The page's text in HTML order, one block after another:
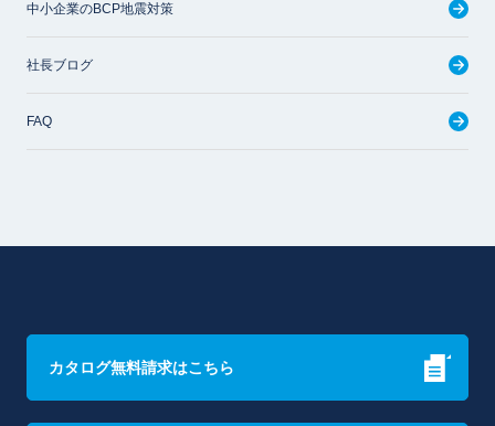
中小企業のBCP地震対策
社長ブログ
FAQ
カタログ無料請求はこちら